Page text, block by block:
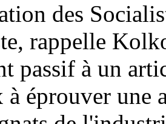
des
rappelle
passif à un
à éprouver une